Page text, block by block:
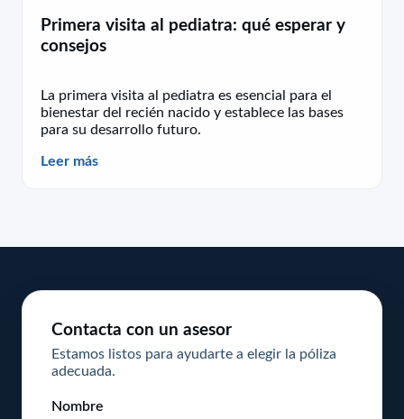
Primera visita al pediatra: qué esperar y
consejos
La primera visita al pediatra es esencial para el
bienestar del recién nacido y establece las bases
para su desarrollo futuro.
Leer más
Contacta con un asesor
Estamos listos para ayudarte a elegir la póliza
adecuada.
Nombre